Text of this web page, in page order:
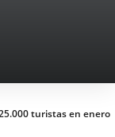
turistas en enero